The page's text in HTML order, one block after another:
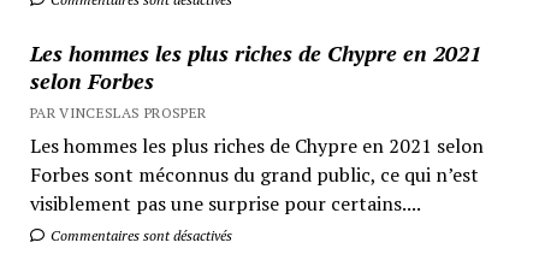
Les hommes les plus riches de Chypre en 2021
selon Forbes
PAR VINCESLAS PROSPER
Les hommes les plus riches de Chypre en 2021 selon
Forbes sont méconnus du grand public, ce qui n’est
visiblement pas une surprise pour certains....
Commentaires sont désactivés